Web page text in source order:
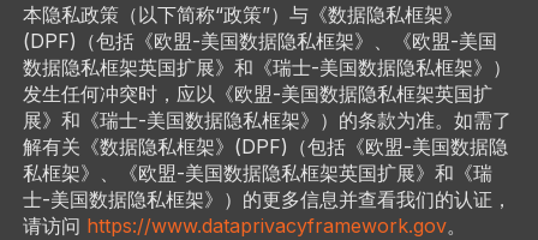
本隐私政策（以下简称“政策”）与《数据隐私框架》
(DPF)（包括《欧盟-美国数据隐私框架》、《欧盟-美国
数据隐私框架英国扩展》和《瑞士-美国数据隐私框架》）
发生任何冲突时，应以《欧盟-美国数据隐私框架英国扩
展》和《瑞士-美国数据隐私框架》）的条款为准。如需了
解有关《数据隐私框架》(DPF)（包括《欧盟-美国数据隐
私框架》、《欧盟-美国数据隐私框架英国扩展》和《瑞
士-美国数据隐私框架》）的更多信息并查看我们的认证，
请访问 https://www.dataprivacyframework.gov。